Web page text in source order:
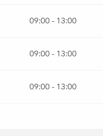
09:00 - 13:00
09:00 - 13:00
09:00 - 13:00